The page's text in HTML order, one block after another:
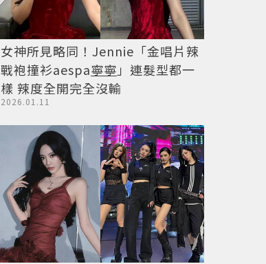
女神所見略同！Jennie「金唱片辣
戰袍撞衫aespa寧寧 」連髮型都一
樣 辣度全開完全沒輸
2026.01.11